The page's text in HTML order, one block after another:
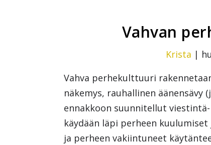
Vahvan
Krista |
Vahva perhekulttuuri
näkemys, rauhallinen
ennakkoon suunnitellut
käydään läpi perheen
ja perheen vakiintuneet